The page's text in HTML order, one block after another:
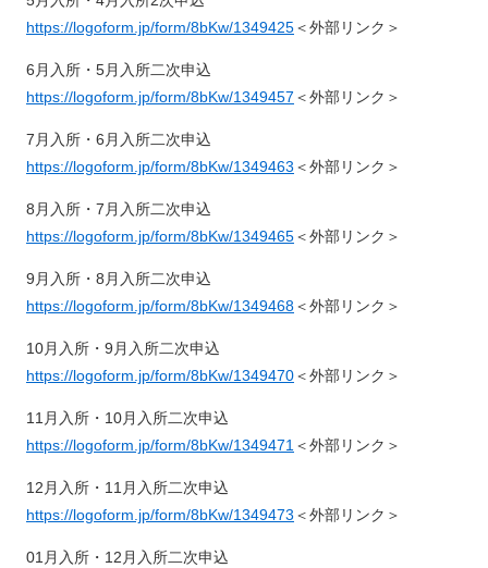
https://logoform.jp/form/8bKw/1349425＜外部リンク＞
6月入所・5月入所二次申込
https://logoform.jp/form/8bKw/1349457 ＜外部リンク＞
7月入所・6月入所二次申込
https://logoform.jp/form/8bKw/1349463 ＜外部リンク＞
8月入所・7月入所二次申込
https://logoform.jp/form/8bKw/1349465＜外部リンク＞
9月入所・8月入所二次申込
https://logoform.jp/form/8bKw/1349468＜外部リンク＞
10月入所・9月入所二次申込
https://logoform.jp/form/8bKw/1349470＜外部リンク＞
11月入所・10月入所二次申込
https://logoform.jp/form/8bKw/1349471 ＜外部リンク＞
12月入所・11月入所二次申込
https://logoform.jp/form/8bKw/1349473 ＜外部リンク＞
01月入所・12月入所二次申込